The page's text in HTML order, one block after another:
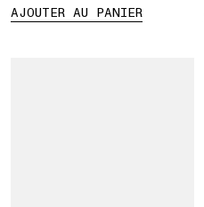
AJOUTER AU PANIER